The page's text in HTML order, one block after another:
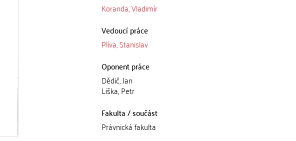
Koranda, Vladimír
Vedoucí práce
Plíva, Stanislav
Oponent práce
Dědič, Jan
Liška, Petr
Fakulta / součást
Právnická fakulta